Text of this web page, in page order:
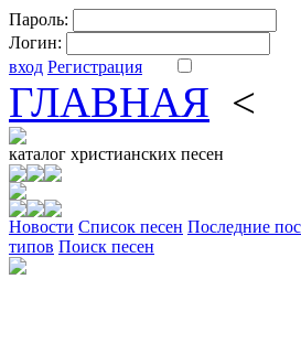
Пароль:
Логин:
вход Регистрация
ГЛАВНАЯ <
каталог христианских песен
Новости Cписок песен Последние
типов Поиск песен